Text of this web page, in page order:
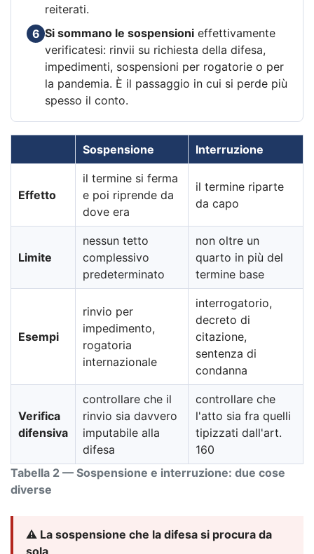
reiterati.
6 Si sommano le sospensioni effettivamente
verificatesi: rinvii su richiesta della difesa,
impedimenti, sospensioni per rogatorie o per
la pandemia. È il passaggio in cui si perde più
spesso il conto.
Tabella 2 — Sospensione e interruzione: due cose
diverse
Sospensione Interruzione
Effetto
il termine si ferma
e poi riprende da
dove era
il termine riparte
da capo
Limite
nessun tetto
complessivo
predeterminato
non oltre un
quarto in più del
termine base
Esempi
rinvio per
impedimento,
rogatoria
internazionale
interrogatorio,
decreto di
citazione,
sentenza di
condanna
Verifica
difensiva
controllare che il
rinvio sia davvero
imputabile alla
difesa
controllare che
l'atto sia fra quelli
tipizzati dall'art.
160
⚠️ La sospensione che la difesa si procura da
sola